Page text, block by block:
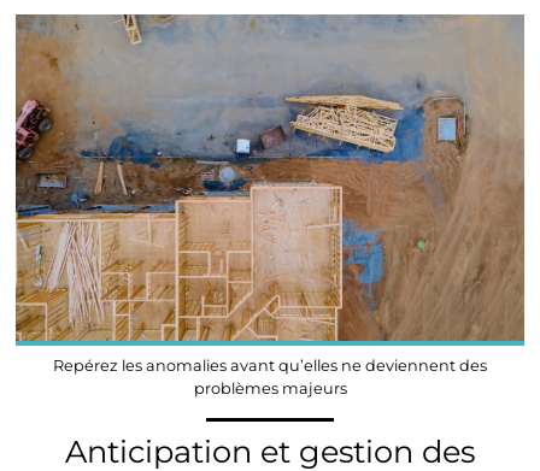
Repérez les anomalies avant qu’elles ne deviennent des
problèmes majeurs
Anticipation et gestion des